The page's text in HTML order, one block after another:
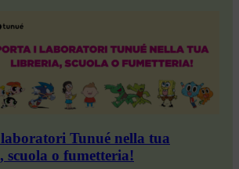
Tunué nella tua
scuola o fumetteria!